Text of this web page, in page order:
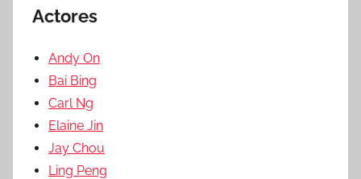
Actores
Andy On
Bai Bing
Carl Ng
Elaine Jin
Jay Chou
Ling Peng